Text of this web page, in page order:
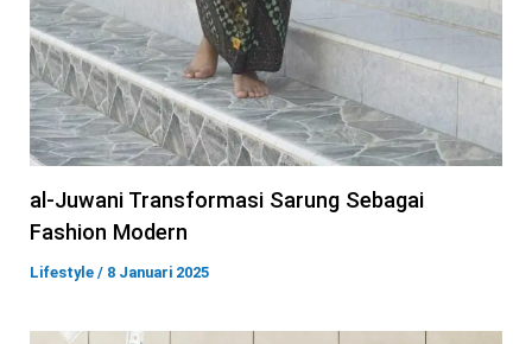
al-Juwani Transformasi Sarung Sebagai
Fashion Modern
Lifestyle / 8 Januari 2025